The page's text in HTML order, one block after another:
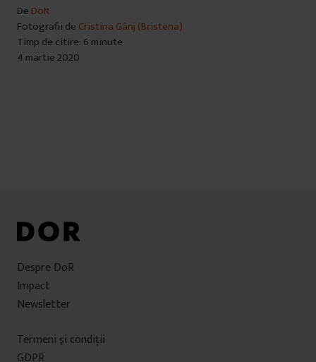
De DoR
Fotografii de Cristina Gânj (Bristena)
Timp de citire: 6 minute
4 martie 2020
Despre DoR
Impact
Newsletter
Termeni şi condiţii
GDPR